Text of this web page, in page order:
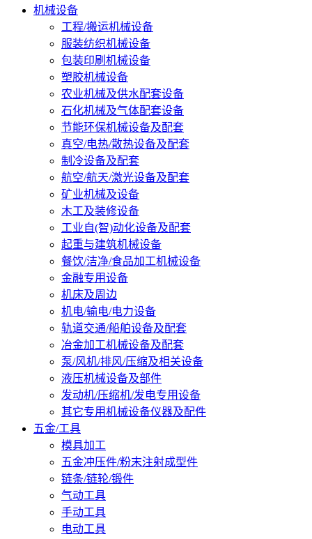
机械设备
工程/搬运机械设备
服装纺织机械设备
包装印刷机械设备
塑胶机械设备
农业机械及供水配套设备
石化机械及气体配套设备
节能环保机械设备及配套
真空/电热/散热设备及配套
制冷设备及配套
航空/航天/激光设备及配套
矿业机械及设备
木工及装修设备
工业自(智)动化设备及配套
起重与建筑机械设备
餐饮/洁净/食品加工机械设备
金融专用设备
机床及周边
机电/输电/电力设备
轨道交通/船舶设备及配套
冶金加工机械设备及配套
泵/风机/排风/压缩及相关设备
液压机械设备及部件
发动机/压缩机/发电专用设备
其它专用机械设备仪器及配件
五金/工具
模具加工
五金冲压件/粉末注射成型件
链条/链轮/锻件
气动工具
手动工具
电动工具